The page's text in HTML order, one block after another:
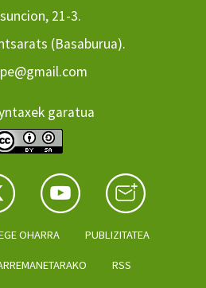
21-3.
(Basaburua).
garatua
OHARRA PUBLIZITATEA
RSS